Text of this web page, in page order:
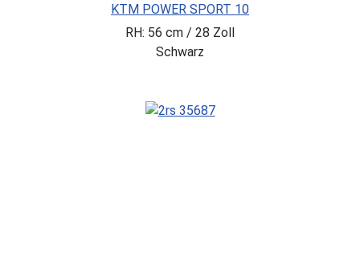
KTM POWER SPORT 10
RH: 56 cm / 28 Zoll
Schwarz